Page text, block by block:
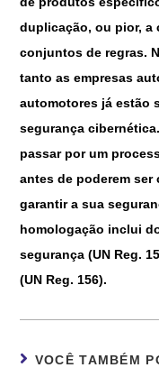
duplicação, ou pior, a
conjuntos de regras.
tanto as empresas
automotores já estão
segurança
passar por um
antes de poderem
garantir a sua
homologação inclui
segurança (UN Reg.
(UN Reg. 156).
VOCÊ TAMBÉM